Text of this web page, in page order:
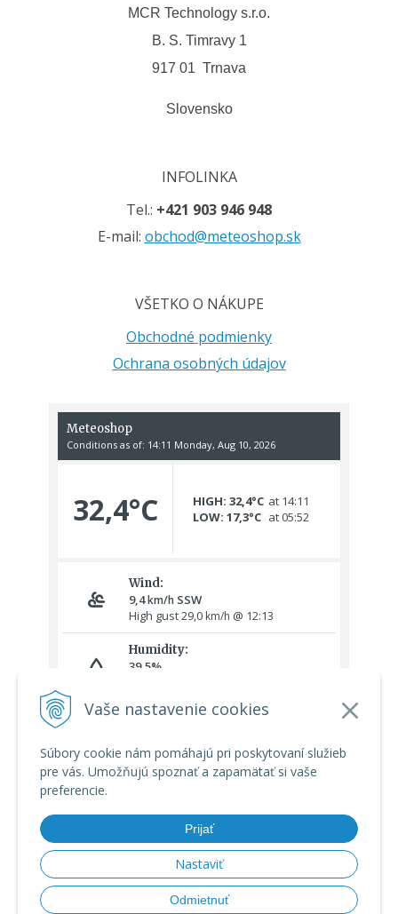
Vaše nastavenie cookies
Súbory cookie nám pomáhajú pri poskytovaní služieb
pre vás. Umožňujú spoznať a zapamätať si vaše
preferencie.
Prijať
Nastaviť
Odmietnuť
MCR Technology s.r.o.
B. S. Timravy 1
917 01 Trnava
Slovensko
INFOLINKA
Tel.: +421 903 946 948
E-mail: obchod@meteoshop.sk
VŠETKO O NÁKUPE
Obchodné podmienky
Ochrana osobných údajov
© 2026 Meteoshop.sk • tvorba eshopu cez UNIobchod webhosting